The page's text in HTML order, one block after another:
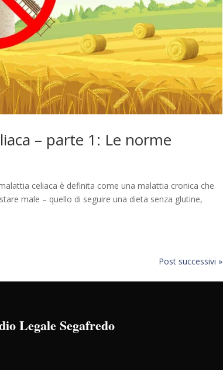
– parte 1: Le norme
celiaca è definita come una malattia cronica che
male – quello di seguire una dieta senza glutine,
Post successivi »
Legale Segafredo